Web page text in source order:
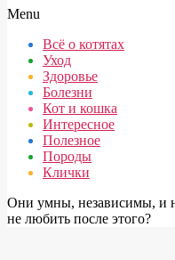
Menu
Всё о котятах
Уход
Здоровье
Болезни
Кот и кошка
Интересное
Полезное
Породы
Клички
Они умны, независимы, и
не любить после этого?